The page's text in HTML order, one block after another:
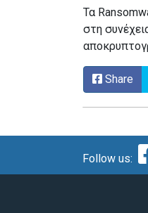
Τα
στη
Share
Follow us: